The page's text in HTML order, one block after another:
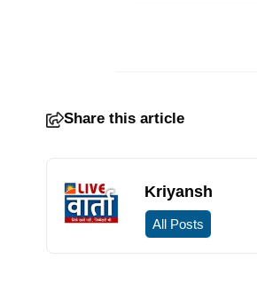
Share this article
Kriyansh
All Posts